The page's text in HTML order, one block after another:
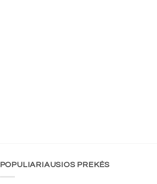
POPULIARIAUSIOS PREKĖS